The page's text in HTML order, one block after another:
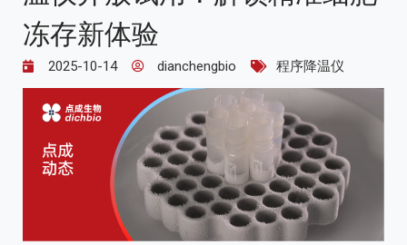
冻存新体验
2025-10-14 dianchengbio 程序降温仪